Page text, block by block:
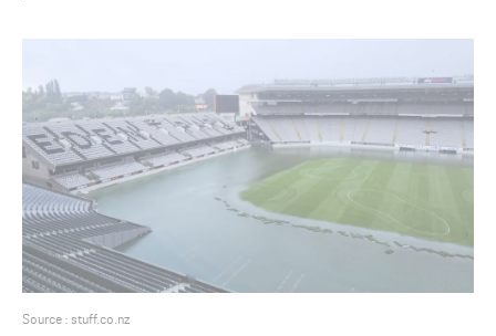
Source : stuff.co.nz